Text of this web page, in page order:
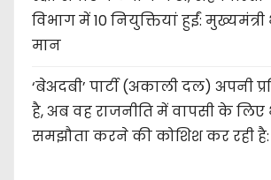
विभाग में 10 नियुक्तियां हुईं:
मान
‘बेअदबी’ पार्टी (अकाली दल) अपनी
है, अब वह राजनीति में वापसी के लिए
समझौता करने की कोशिश कर रही